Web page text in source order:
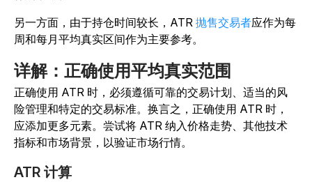
另一方面，由于持仓时间较长，ATR 抛售交易者应作为每
周和每月平均真实区间作为主要参考。
详解：正确使用平均真实范围
正确使用 ATR 时，必须遵循可靠的交易计划、适当的风
险管理和特定的交易标准。换言之，正确使用 ATR 时，
应添加更多元素。尝试将 ATR 纳入价格走势、其他技术
指标和市场背景，以验证市场行情。
ATR 计算